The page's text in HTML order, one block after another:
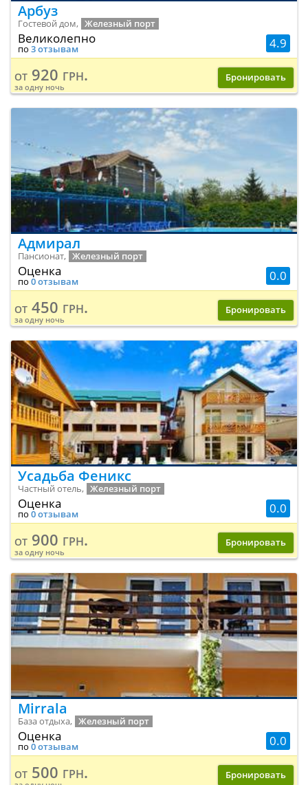
Арбуз
Гостевой дом, Железный порт
4.9
Великолепно
по 3 отзывам
от 920 грн.
за одну ночь
Бронировать
Адмирал
Пансионат, Железный порт
0.0
Оценка
по 0 отзывам
от 450 грн.
за одну ночь
Бронировать
Усадьба Феникс
Частный отель, Железный порт
0.0
Оценка
по 0 отзывам
от 900 грн.
за одну ночь
Бронировать
Mirrala
База отдыха, Железный порт
0.0
Оценка
по 0 отзывам
от 500 грн. Бронировать